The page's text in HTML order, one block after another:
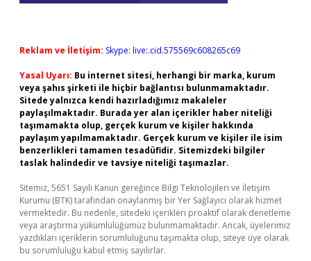
Reklam ve İletişim: Skype: live:.cid.575569c608265c69
Yasal Uyarı: Bu internet sitesi, herhangi bir marka, kurum
veya şahıs şirketi ile hiçbir bağlantısı bulunmamaktadır.
Sitede yalnızca kendi hazırladığımız makaleler
paylaşılmaktadır. Burada yer alan içerikler haber niteliği
taşımamakta olup, gerçek kurum ve kişiler hakkında
paylaşım yapılmamaktadır. Gerçek kurum ve kişiler ile isim
benzerlikleri tamamen tesadüfidir. Sitemizdeki bilgiler
taslak halindedir ve tavsiye niteliği taşımazlar.
Sitemiz, 5651 Sayılı Kanun gereğince Bilgi Teknolojileri ve İletişim
Kurumu (BTK) tarafından onaylanmış bir Yer Sağlayıcı olarak hizmet
vermektedir. Bu nedenle, sitedeki içerikleri proaktif olarak denetleme
veya araştırma yükümlülüğümüz bulunmamaktadır. Ancak, üyelerimiz
yazdıkları içeriklerin sorumluluğunu taşımakta olup, siteye üye olarak
bu sorumluluğu kabul etmiş sayılırlar.